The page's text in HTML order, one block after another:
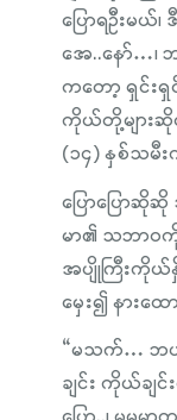
ပြောရဦးမယ်
အေ..နော်…
ကတော့ ရှင်းရှ
ကိုယ်တို့များ
(၁၄) နှစ်သ
ပြောပြောဆို
မာ၏ သဘာဝ
အပျိုကြီးကို
မှေး၍ နား
“မသက်… ဘယ်
ချင်း ကိုယ်ချ